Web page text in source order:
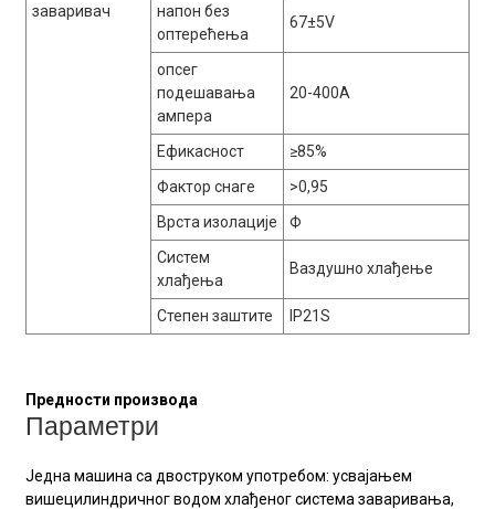
заваривач
напон без
оптерећења
67±5V
опсег
подешавања
ампера
20-400А
Ефикасност
≥85%
Фактор снаге
>0,95
Врста изолације
Ф
Систем
хлађења
Ваздушно хлађење
Степен заштите IP21S
Предности производа
Параметри
Једна машина са двоструком употребом: усвајањем
вишецилиндричног водом хлађеног система заваривања,